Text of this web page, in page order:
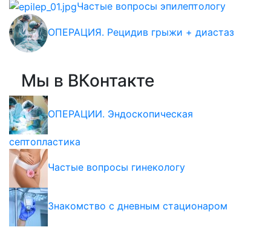
Частые вопросы эпилептологу
ОПЕРАЦИЯ. Рецидив грыжи + диастаз
Мы в ВКонтакте
ОПЕРАЦИИ. Эндоскопическая
септопластика
Частые вопросы гинекологу
Знакомство с дневным стационаром